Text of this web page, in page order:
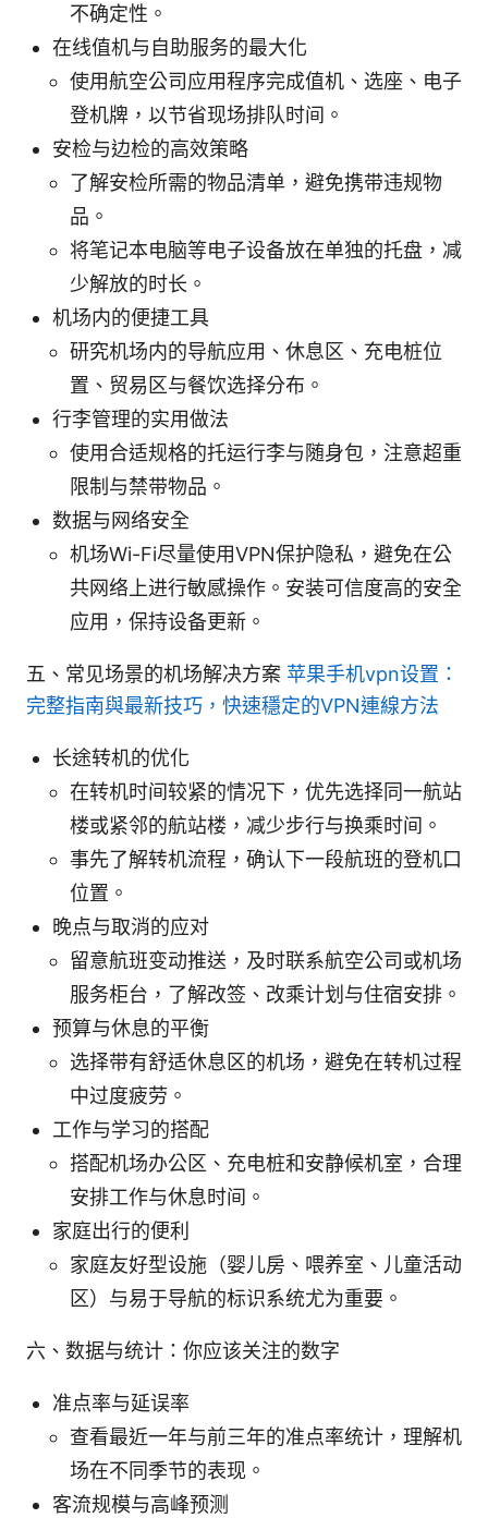
不确定性。
在线值机与自助服务的最大化
使用航空公司应用程序完成值机、选座、电子
登机牌，以节省现场排队时间。
安检与边检的高效策略
了解安检所需的物品清单，避免携带违规物
品。
将笔记本电脑等电子设备放在单独的托盘，减
少解放的时长。
机场内的便捷工具
研究机场内的导航应用、休息区、充电桩位
置、贸易区与餐饮选择分布。
行李管理的实用做法
使用合适规格的托运行李与随身包，注意超重
限制与禁带物品。
数据与网络安全
机场Wi-Fi尽量使用VPN保护隐私，避免在公
共网络上进行敏感操作。安装可信度高的安全
应用，保持设备更新。
五、常见场景的机场解决方案 苹果手机vpn设置：
完整指南與最新技巧，快速穩定的VPN連線方法
长途转机的优化
在转机时间较紧的情况下，优先选择同一航站
楼或紧邻的航站楼，减少步行与换乘时间。
事先了解转机流程，确认下一段航班的登机口
位置。
晚点与取消的应对
留意航班变动推送，及时联系航空公司或机场
服务柜台，了解改签、改乘计划与住宿安排。
预算与休息的平衡
选择带有舒适休息区的机场，避免在转机过程
中过度疲劳。
工作与学习的搭配
搭配机场办公区、充电桩和安静候机室，合理
安排工作与休息时间。
家庭出行的便利
家庭友好型设施（婴儿房、喂养室、儿童活动
区）与易于导航的标识系统尤为重要。
六、数据与统计：你应该关注的数字
准点率与延误率
查看最近一年与前三年的准点率统计，理解机
场在不同季节的表现。
客流规模与高峰预测